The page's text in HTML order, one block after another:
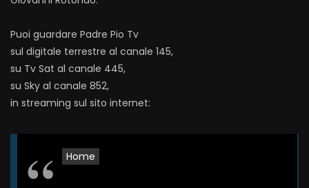
Puoi guardare Padre Pio Tv
sul digitale terrestre al canale 145,
su Tv Sat al canale 445,
su Sky al canale 852,
in streaming sul sito internet:
Home